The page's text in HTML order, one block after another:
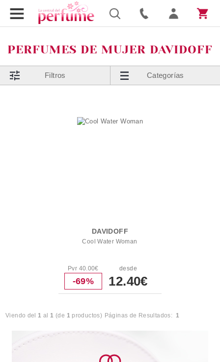
PERFUMES DE MUJER DAVIDOFF
Filtros Categorías
DAVIDOFF
Cool Water Woman
Pvr 40.00€
-69%
desde
12.40€
Viendo del1 al1 (de 1productos) Páginas de Resultados: 1